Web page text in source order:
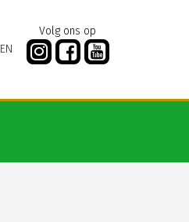
EN
Volg ons op